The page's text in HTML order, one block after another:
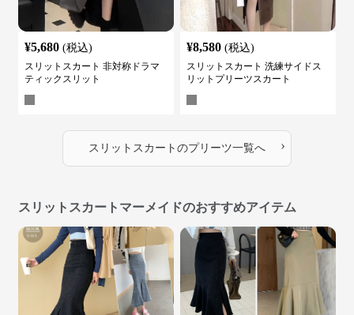
¥5,680 (税込)
スリットスカート 非対称ドラマ
ティックスリット
¥8,580 (税込)
スリットスカート 洗練サイドス
リットプリーツスカート
スリットスカート のプリーツ一覧へ ›
スリットスカートマーメイドのおすすめアイテム